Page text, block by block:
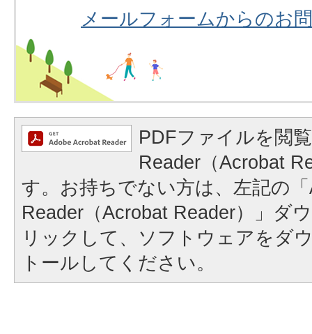
メールフォームからのお
PDFファイルを閲
Reader（Acrobat
す。お持ちでない方は、左記の
Reader（Acrobat Reader）」ダ
リックして、ソフトウェアをダ
トールしてください。